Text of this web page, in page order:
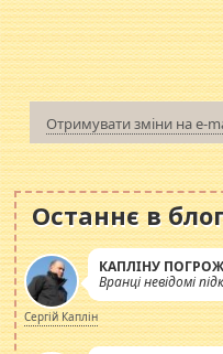
Отримувати зміни на e-
Останнє в
КАПЛІНУ
Вранці невідомі
Сергій Каплін